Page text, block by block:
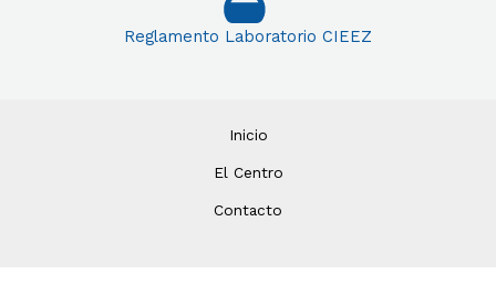
Reglamento Laboratorio CIEEZ
Inicio
El Centro
Contacto